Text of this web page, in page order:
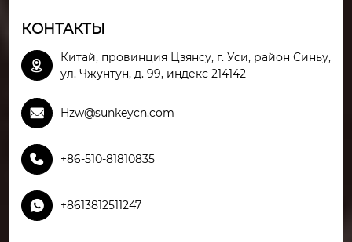
КОНТАКТЫ

Китай, провинция Цзянсу, г. Уси, район Синьу,
ул. Чжунтун, д. 99, индекс 214142
 Hzw@sunkeycn.com
 +86-510-81810835
 +8613812511247